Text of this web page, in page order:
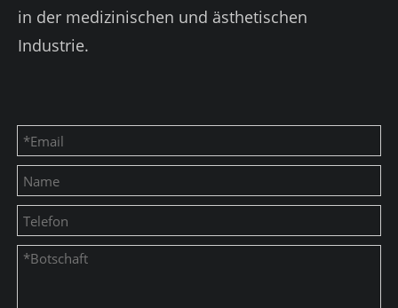
in der medizinischen und ästhetischen
Industrie.